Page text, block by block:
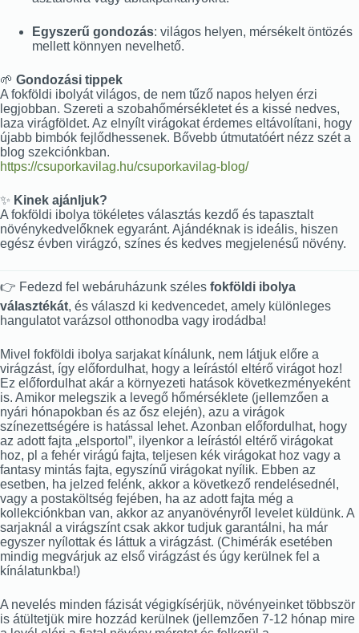
Egyszerű gondozás: világos helyen, mérsékelt öntözés
mellett könnyen nevelhető.
🌱 Gondozási tippek
A fokföldi ibolyát világos, de nem tűző napos helyen érzi
legjobban. Szereti a szobahőmérsékletet és a kissé nedves,
laza virágföldet. Az elnyílt virágokat érdemes eltávolítani, hogy
újabb bimbók fejlődhessenek. Bővebb útmutatóért nézz szét a
blog szekciónkban.
https://csuporkavilag.hu/csuporkavilag-blog/
✨ Kinek ajánljuk?
A fokföldi ibolya tökéletes választás kezdő és tapasztalt
növénykedvelőknek egyaránt. Ajándéknak is ideális, hiszen
egész évben virágzó, színes és kedves megjelenésű növény.
👉 Fedezd fel webáruházunk széles fokföldi ibolya
választékát, és válaszd ki kedvencedet, amely különleges
hangulatot varázsol otthonodba vagy irodádba!
Mivel fokföldi ibolya sarjakat kínálunk, nem látjuk előre a
virágzást, így előfordulhat, hogy a leírástól eltérő virágot hoz!
Ez előfordulhat akár a környezeti hatások következményeként
is. Amikor melegszik a levegő hőmérséklete (jellemzően a
nyári hónapokban és az ősz elején), azu a virágok
színezettségére is hatással lehet. Azonban előfordulhat, hogy
az adott fajta „elsportol”, ilyenkor a leírástól eltérő virágokat
hoz, pl a fehér virágú fajta, teljesen kék virágokat hoz vagy a
fantasy mintás fajta, egyszínű virágokat nyílik. Ebben az
esetben, ha jelzed felénk, akkor a következő rendelésednél,
vagy a postaköltség fejében, ha az adott fajta még a
kollekciónkban van, akkor az anyanövényről levelet küldünk. A
sarjaknál a virágszínt csak akkor tudjuk garantálni, ha már
egyszer nyílottak és láttuk a virágzást. (Chimérák esetében
mindig megvárjuk az első virágzást és úgy kerülnek fel a
kínálatunkba!)
A nevelés minden fázisát végigkísérjük, növényeinket többször
is átültetjük mire hozzád kerülnek (jellemzően 7-12 hónap mire